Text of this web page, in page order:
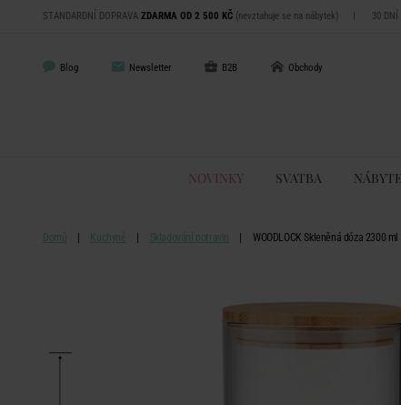
STANDARDNÍ DOPRAVA ZDARMA OD 2 500 KČ (nevztahuje se na nábytek) | 30 DNÍ
Blog Newsletter B2B Obchody
NOVINKY SVATBA
Domů Kuchyně Skladování potravin WOODLOCK Skleněná dóza 2300